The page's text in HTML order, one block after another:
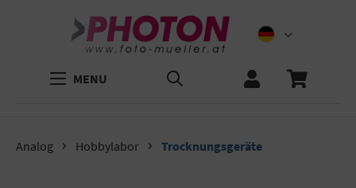
MENU
Analog Hobbylabor Trocknungsgeräte